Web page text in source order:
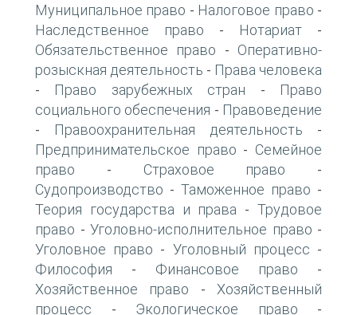
Муниципальное право - Налоговое право -
Наследственное право - Нотариат -
Обязательственное право - Оперативно-
розыскная деятельность - Права человека
- Право зарубежных стран -
Право
социального обеспечения - Правоведение
- Правоохранительная деятельность -
Предпринимательское право - Семейное
право - Страховое право -
Судопроизводство - Таможенное право -
Теория государства и права -Трудовое
право - Уголовно-исполнительное право -
Уголовное право - Уголовный процесс -
Философия - Финансовое право -
Хозяйственное право - Хозяйственный
процесс - Экологическое право -